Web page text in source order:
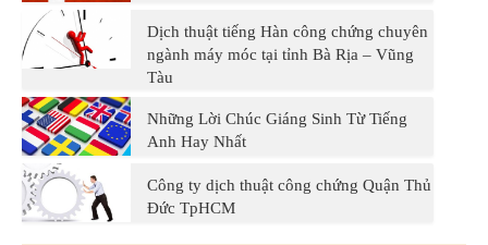
Dịch thuật tiếng Hàn công chứng chuyên
ngành máy móc tại tỉnh Bà Rịa – Vũng
Tàu
Những Lời Chúc Giáng Sinh Từ Tiếng
Anh Hay Nhất
Công ty dịch thuật công chứng Quận Thủ
Đức TpHCM